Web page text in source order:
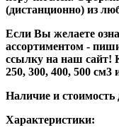
(дистанционно) из
Если Вы желаете
ассортиментом -
ссылку на наш сайт!
250, 300, 400, 500
Наличие и стоимость
Характеристики: